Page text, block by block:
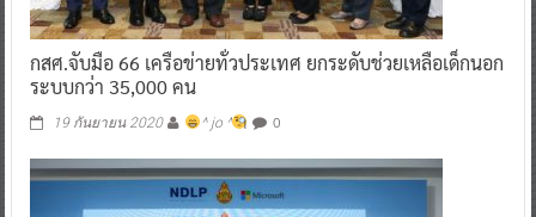
กสศ.จับมือ 66 เครือข่ายทั่วประเทศ ยกระดับช่วยเหลือเด็กนอก
ระบบกว่า 35,000 คน
19 กันยายน 2020 ^ jo ^ 0